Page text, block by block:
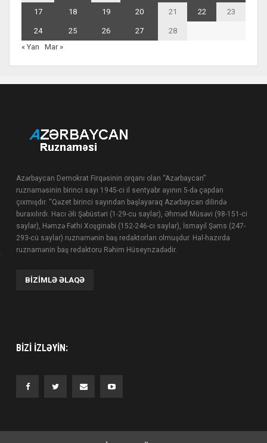
17 18 19 20 21 22 23
24 25 26 27
28
« Yan
Mar »
Azərbaycan Demokrat Firqəsinin orqanı olan “Azərbaycan”
ruznaməsinin birinci sayı 1945-ci il sentyabr ayının 5-də çapdan
çıxmışdır. “Qəzet birinci sayından başlayaraq Azərbaycan dilində
buraxılırdı. Hacı Əli Şəbüstəri (1-29-cu saylar), Əhməd Müsəvi (98-151-ci
saylar), Həmzə Fəthi Xoşginabi (152-246-cı saylar), İsmayıl Şəms (247-
293-cü saylar) ruznamənin baş redaktorları olmuşdur. Hal-hazırda
ruznamənin baş redaktoru Rəhim Hüseynzadədir.
BIZIMLƏ ƏLAQƏ
BIZI IZLƏYIN: